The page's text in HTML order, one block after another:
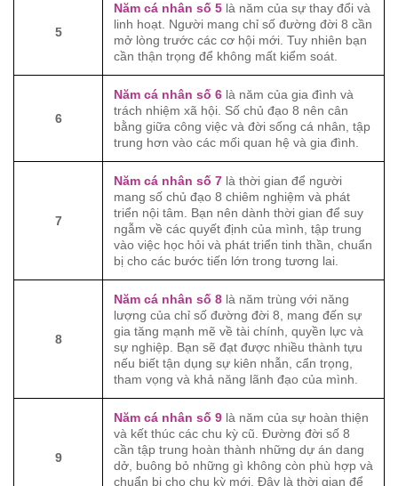
5
Năm cá nhân số 5 là năm của sự thay đổi và
linh hoạt. Người mang chỉ số đường đời 8 cần
mở lòng trước các cơ hội mới. Tuy nhiên bạn
cần thận trọng để không mất kiểm soát.
6
Năm cá nhân số 6 là năm của gia đình và
trách nhiệm xã hội. Số chủ đạo 8 nên cân
bằng giữa công việc và đời sống cá nhân, tập
trung hơn vào các mối quan hệ và gia đình.
7
Năm cá nhân số 7 là thời gian để người
mang số chủ đạo 8 chiêm nghiệm và phát
triển nội tâm. Bạn nên dành thời gian để suy
ngẫm về các quyết định của mình, tập trung
vào việc học hỏi và phát triển tinh thần, chuẩn
bị cho các bước tiến lớn trong tương lai.
8
Năm cá nhân số 8 là năm trùng với năng
lượng của chỉ số đường đời 8, mang đến sự
gia tăng mạnh mẽ về tài chính, quyền lực và
sự nghiệp. Bạn sẽ đạt được nhiều thành tựu
nếu biết tận dụng sự kiên nhẫn, cẩn trọng,
tham vọng và khả năng lãnh đạo của mình.
9
Năm cá nhân số 9 là năm của sự hoàn thiện
và kết thúc các chu kỳ cũ. Đường đời số 8
cần tập trung hoàn thành những dự án dang
dở, buông bỏ những gì không còn phù hợp và
chuẩn bị cho chu kỳ mới. Đây là thời gian để